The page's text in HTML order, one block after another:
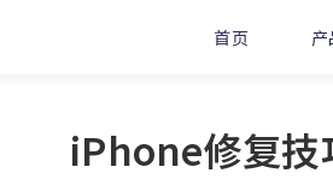
首页
iPhone修复技